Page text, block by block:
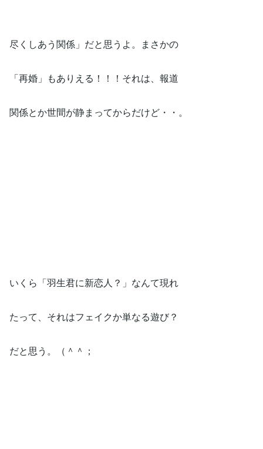
尽くしあう関係」だと思うよ。まさかの
「再婚」もありえる！！！それは、報道
関係とか世間が静まってからだけど・・。
いくら「羽生君に新恋人？」なんて現れ
たって、それはフェイクか単なる遊び？
だと思う。（＾＾；